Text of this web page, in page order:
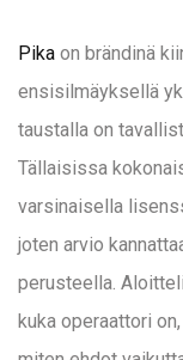
Pika on brändinä
ensisilmäyksellä
taustalla on
Tällaisissa
varsinaisella
joten arvio
perusteella.
kuka operaattori